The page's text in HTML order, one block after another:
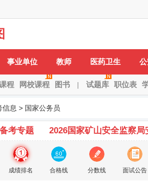
省安庆市蚌埠市 亳州市巢湖市 池州市滁州市 阜阳市合
事业单位 教师 医药卫生
程 网校课程 图书 | 试题库 职位表
信息 > 国家公务员
考专题 2026国家矿山安全监察
成绩排名 合格线 分数线 面试公告